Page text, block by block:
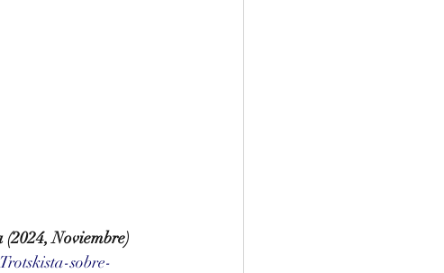
Noviembre)
sobre-